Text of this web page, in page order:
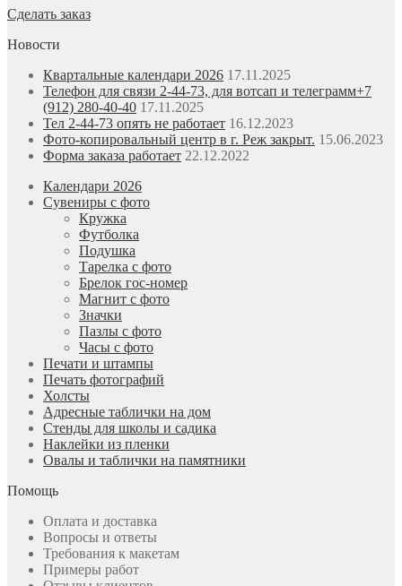
Сделать заказ
Новости
Квартальные календари 2026 17.11.2025
Телефон для связи 2-44-73, для вотсап и телеграмм+7
(912) 280-40-40 17.11.2025
Тел 2-44-73 опять не работает 16.12.2023
Фото-копировальный центр в г. Реж закрыт. 15.06.2023
Форма заказа работает 22.12.2022
Календари 2026
Сувениры с фото
Кружка
Футболка
Подушка
Тарелка с фото
Брелок гос-номер
Магнит с фото
Значки
Пазлы с фото
Часы с фото
Печати и штампы
Печать фотографий
Холсты
Адресные таблички на дом
Стенды для школы и садика
Наклейки из пленки
Овалы и таблички на памятники
Помощь
Оплата и доставка
Вопросы и ответы
Требования к макетам
Примеры работ